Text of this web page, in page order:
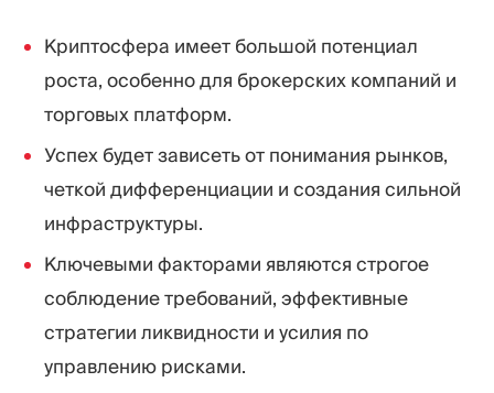
Криптосфера имеет большой потенциал
роста, особенно для брокерских компаний и
торговых платформ.
Успех будет зависеть от понимания рынков,
четкой дифференциации и создания сильной
инфраструктуры.
Ключевыми факторами являются строгое
соблюдение требований, эффективные
стратегии ликвидности и усилия по
управлению рисками.